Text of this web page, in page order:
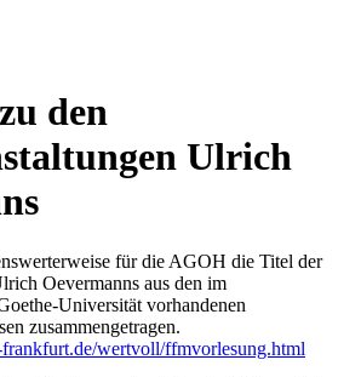
den
Ulrich
für die AGOH die Titel der
Oevermanns aus den im
Universität vorhandenen
zusammengetragen.
wertvoll/ffmvorlesung.html